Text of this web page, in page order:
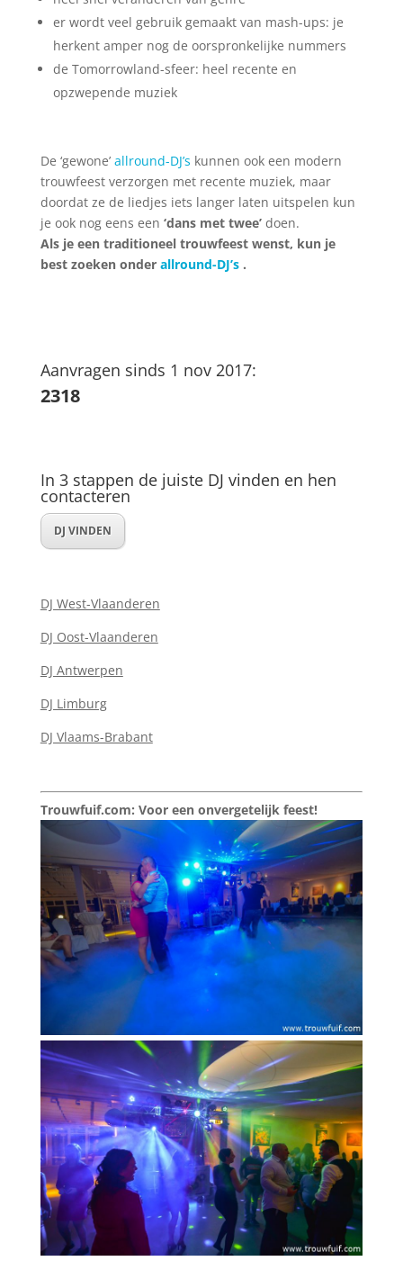
er wordt veel gebruik gemaakt van mash-ups: je
herkent amper nog de oorspronkelijke nummers
de Tomorrowland-sfeer: heel recente en
opzwepende muziek
De ‘gewone’ allround-DJ’s kunnen ook een modern
trouwfeest verzorgen met recente muziek, maar
doordat ze de liedjes iets langer laten uitspelen kun
je ook nog eens een ‘dans met twee’doen.
Als je een traditioneel trouwfeest wenst, kun je
best zoeken onder allround-DJ’s.
Aanvragen sinds 1 nov 2017:
2318
In 3 stappen de juiste DJ vinden en hen
contacteren
DJ VINDEN
DJ West-Vlaanderen
DJ Oost-Vlaanderen
DJ Antwerpen
DJ Limburg
DJ Vlaams-Brabant
Trouwfuif.com: Voor een onvergetelijk feest!